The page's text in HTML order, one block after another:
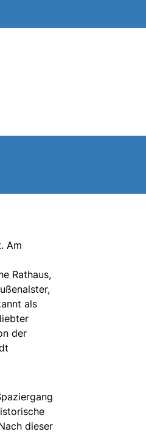
Am
Rathaus,
als
der
dieser